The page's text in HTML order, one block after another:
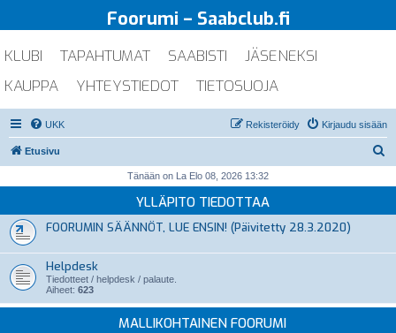
Foorumi – Saabclub.fi
KLUBI TAPAHTUMAT SAABISTI
JÄSENEKSI
KAUPPA
YHTEYSTIEDOT TIETOSUOJA
UKK Kirjaudu sisään
Rekisteröidy
Etusivu
i
Tänään on La Elo 08, 2026 13:32
YLLÄPITO TIEDOTTAA
FOORUMIN SÄÄNNÖT, LUE ENSIN! (Päivitetty 28.3.2020)
Helpdesk
Tiedotteet / helpdesk / palaute.
Aiheet: 623
MALLIKOHTAINEN FOORUMI